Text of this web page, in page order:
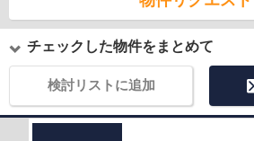
チェックした物件をまとめて
検討リストに追加